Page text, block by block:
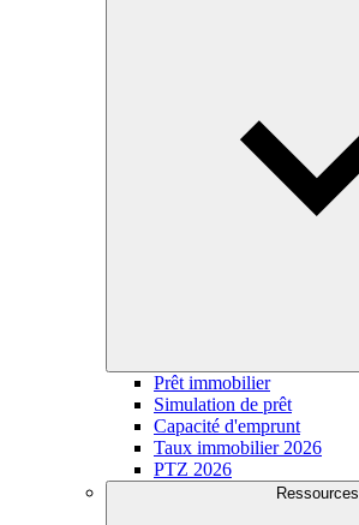
Prêt immobilier
Simulation de prêt
Capacité d'emprunt
Taux immobilier 2026
PTZ 2026
Ressources